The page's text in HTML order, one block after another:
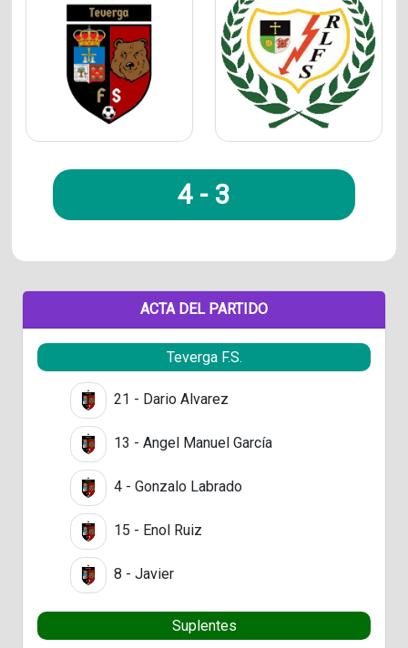
4 - 3
ACTA DEL PARTIDO
Teverga F.S.
21 - Dario Alvarez
13 - Angel Manuel García
4 - Gonzalo Labrado
15 - Enol Ruiz
8 - Javier
Suplentes